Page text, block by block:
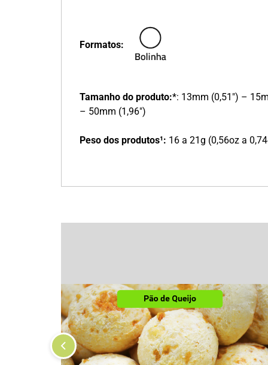
Formatos:
Tamanho do produto:*: 13mm (0,51″) –
– 50mm (1,96″)
Peso dos produtos¹: 16 a 21g (0,56oz a